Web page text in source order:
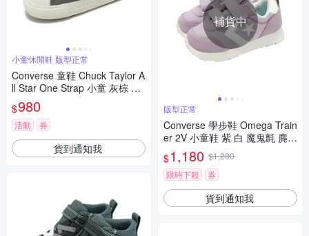
小童休閒鞋 版型正常
Converse 童鞋 Chuck Taylor A
ll Star One Strap 小童 灰棕 毛
絨小熊 小朋友 A11118C
$980
活動 券
貨到通知我
補貨中
版型正常
Converse 學步鞋 Omega Train
er 2V 小童鞋 紫 白 魔鬼氈 麂皮
尼龍 A14383C
$1,180 $1,280
限時下殺
券
貨到通知我